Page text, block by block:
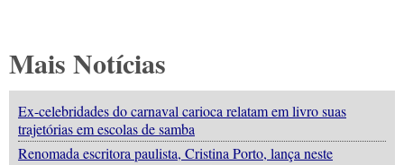
Mais Notícias
Ex-celebridades do carnaval carioca relatam em livro suas
trajetórias em escolas de samba
Renomada escritora paulista, Cristina Porto, lança neste